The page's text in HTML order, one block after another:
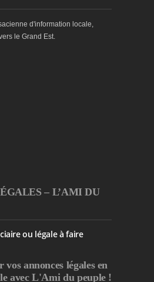
d'information locale,
le Grand Est.
– L’AMI DU
ou légale à faire
vos annonces légales en
avec L'Ami du peuple !